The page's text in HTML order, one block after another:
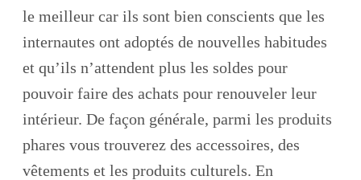
le meilleur car ils sont bien conscients que les
internautes ont adoptés de nouvelles habitudes
et qu’ils n’attendent plus les soldes pour
pouvoir faire des achats pour renouveler leur
intérieur. De façon générale, parmi les produits
phares vous trouverez des accessoires, des
vêtements et les produits culturels. En